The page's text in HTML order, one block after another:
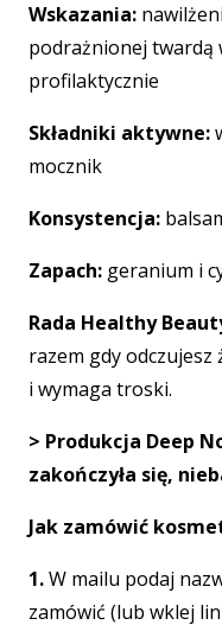
Wskazania:
podrażnionej twardą
profilaktycznie
Składniki aktywne:
mocznik
Konsystencja:
Zapach: geranium i
Rada Healthy
razem gdy
i wymaga troski.
> Produkcja Deep
zakończyła się,
Jak zamówić
1.W mailu podaj
zamówić (lub wklej